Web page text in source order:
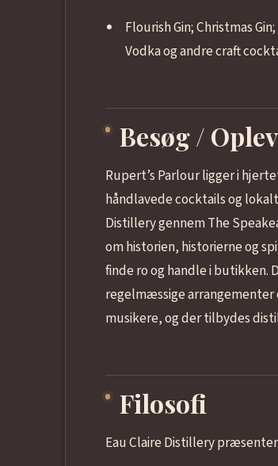
Flourish Gin; Christmas
Vodka og andre craft
Besøg /
Rupert’s Parlour ligger i
håndlavede cocktails og
Distillery gennem The
om historien, historierne og
finde ro og handle i butikken.
regelmæssige arrangementer
musikere, og der tilbydes
Filosofi
Eau Claire Distillery